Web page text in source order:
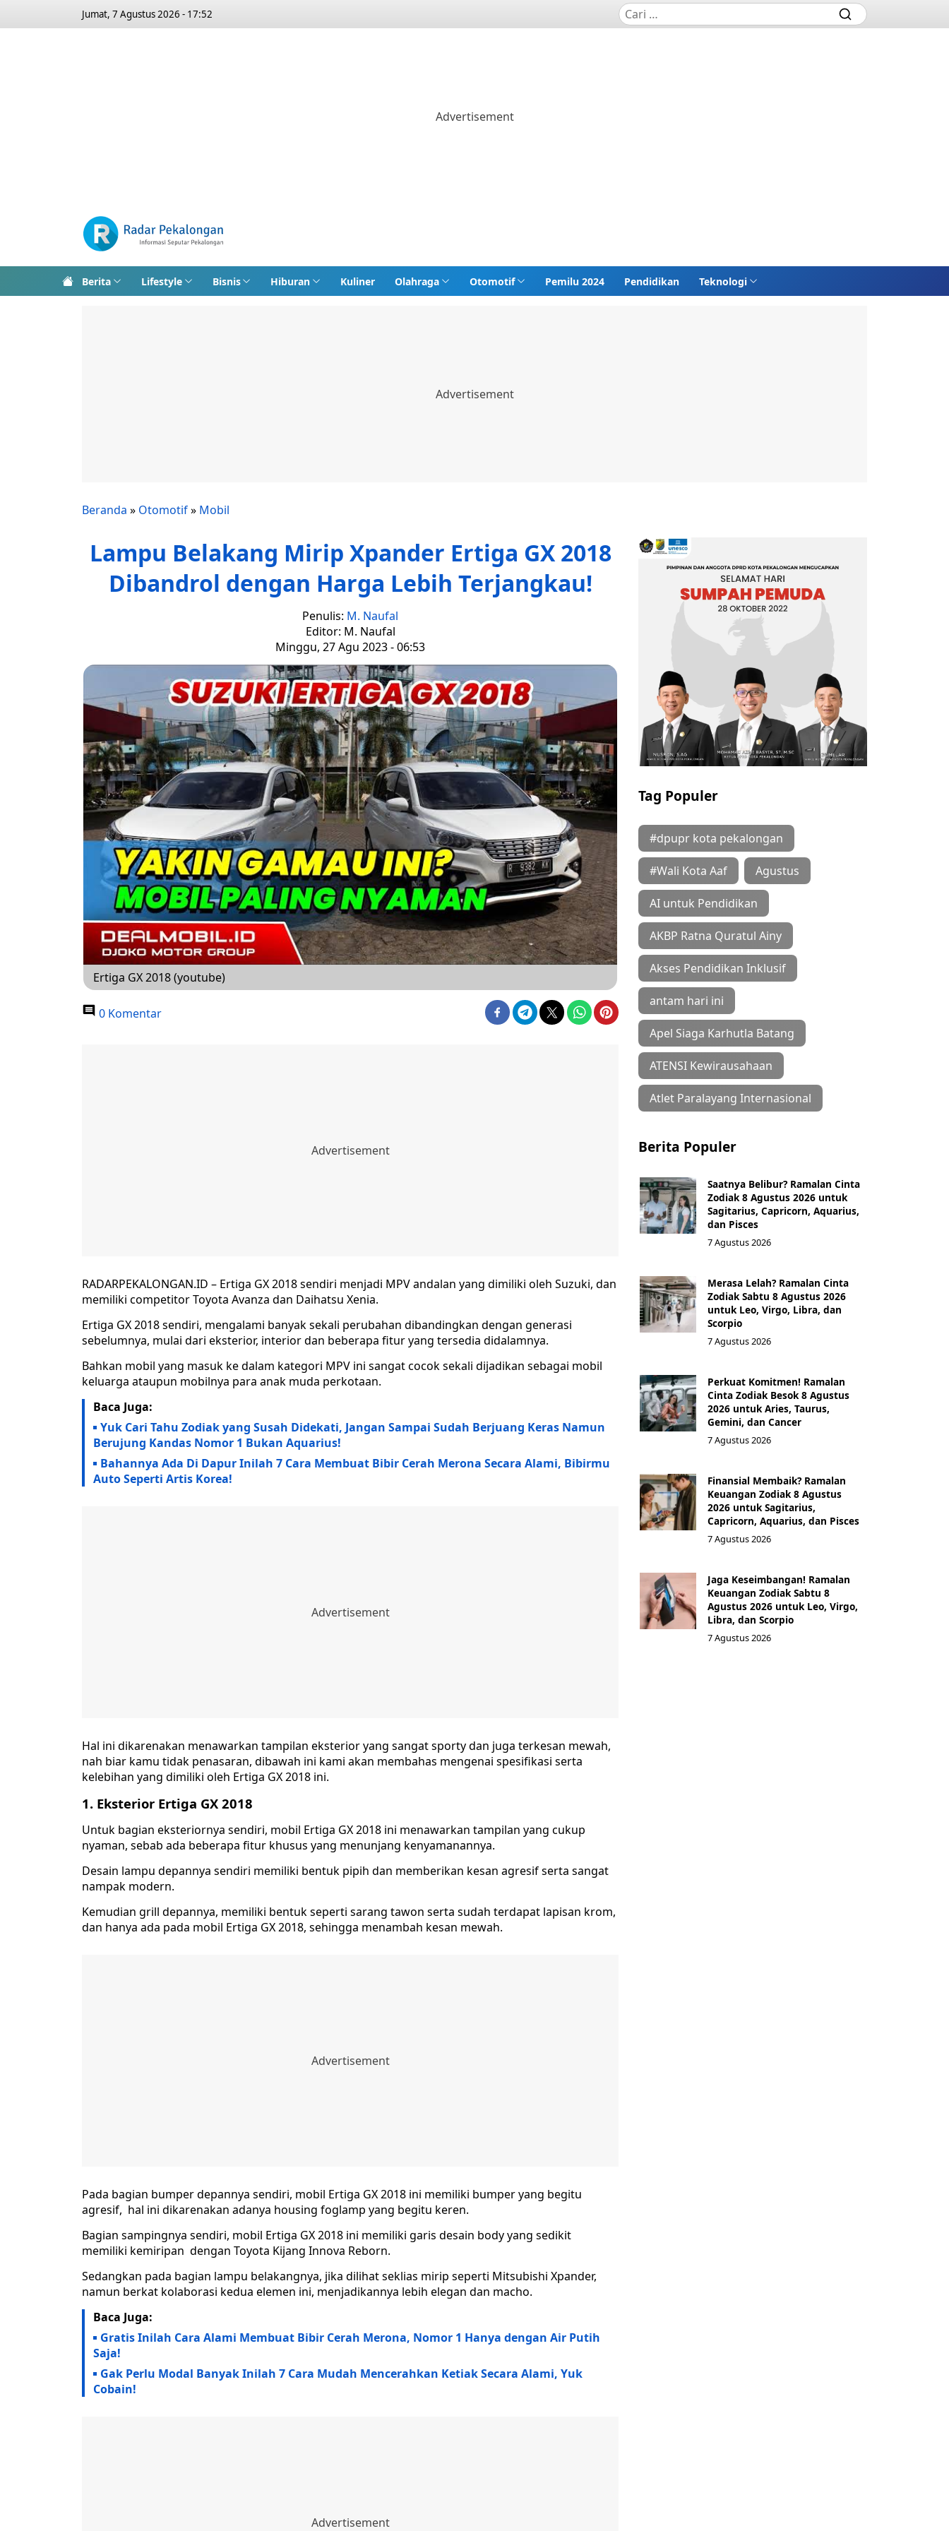
Jumat, 7 Agustus 2026 - 17:52
Berita Lifestyle Bisnis Hiburan Kuliner Olahraga Otomotif Pemilu 2024 Pendidikan Teknologi
Beranda » Otomotif» Mobil
Lampu Belakang Mirip Xpander Ertiga GX 2018
Dibandrol dengan Harga Lebih Terjangkau!
Penulis: M. Naufal
Editor: M. Naufal
Minggu, 27 Agu 2023 - 06:53
Ertiga GX 2018 (youtube)
0 Komentar
RADARPEKALONGAN.ID – Ertiga GX 2018 sendiri menjadi MPV andalan yang dimiliki oleh Suzuki, dan
memiliki competitor Toyota Avanza dan Daihatsu Xenia.
Ertiga GX 2018 sendiri, mengalami banyak sekali perubahan dibandingkan dengan generasi
sebelumnya, mulai dari eksterior, interior dan beberapa fitur yang tersedia didalamnya.
Bahkan mobil yang masuk ke dalam kategori MPV ini sangat cocok sekali dijadikan sebagai mobil
keluarga ataupun mobilnya para anak muda perkotaan.
Baca Juga:
Yuk Cari Tahu Zodiak yang Susah Didekati, Jangan Sampai Sudah Berjuang Keras Namun
Berujung Kandas Nomor 1 Bukan Aquarius!
Bahannya Ada Di Dapur Inilah 7 Cara Membuat Bibir Cerah Merona Secara Alami, Bibirmu
Auto Seperti Artis Korea!
Hal ini dikarenakan menawarkan tampilan eksterior yang sangat sporty dan juga terkesan mewah,
nah biar kamu tidak penasaran, dibawah ini kami akan membahas mengenai spesifikasi serta
kelebihan yang dimiliki oleh Ertiga GX 2018 ini.
1. Eksterior Ertiga GX 2018
Untuk bagian eksteriornya sendiri, mobil Ertiga GX 2018 ini menawarkan tampilan yang cukup
nyaman, sebab ada beberapa fitur khusus yang menunjang kenyamanannya.
Desain lampu depannya sendiri memiliki bentuk pipih dan memberikan kesan agresif serta sangat
nampak modern.
Kemudian grill depannya, memiliki bentuk seperti sarang tawon serta sudah terdapat lapisan krom,
dan hanya ada pada mobil Ertiga GX 2018, sehingga menambah kesan mewah.
Pada bagian bumper depannya sendiri, mobil Ertiga GX 2018 ini memiliki bumper yang begitu
agresif, hal ini dikarenakan adanya housing foglamp yang begitu keren.
Bagian sampingnya sendiri, mobil Ertiga GX 2018 ini memiliki garis desain body yang sedikit
memiliki kemiripan dengan Toyota Kijang Innova Reborn.
Sedangkan pada bagian lampu belakangnya, jika dilihat seklias mirip seperti Mitsubishi Xpander,
namun berkat kolaborasi kedua elemen ini, menjadikannya lebih elegan dan macho.
Baca Juga:
Gratis Inilah Cara Alami Membuat Bibir Cerah Merona, Nomor 1 Hanya dengan Air Putih
Saja!
Gak Perlu Modal Banyak Inilah 7 Cara Mudah Mencerahkan Ketiak Secara Alami, Yuk
Cobain!
Tag Populer
#dpupr kota pekalongan
#Wali Kota Aaf Agustus
AI untuk Pendidikan
AKBP Ratna Quratul Ainy
Akses Pendidikan Inklusif
antam hari ini
Apel Siaga Karhutla Batang
ATENSI Kewirausahaan
Atlet Paralayang Internasional
Berita Populer
Saatnya Belibur? Ramalan Cinta
Zodiak 8 Agustus 2026 untuk
Sagitarius, Capricorn, Aquarius,
dan Pisces
7 Agustus 2026
Merasa Lelah? Ramalan Cinta
Zodiak Sabtu 8 Agustus 2026
untuk Leo, Virgo, Libra, dan
Scorpio
7 Agustus 2026
Perkuat Komitmen! Ramalan
Cinta Zodiak Besok 8 Agustus
2026 untuk Aries, Taurus,
Gemini, dan Cancer
7 Agustus 2026
Finansial Membaik? Ramalan
Keuangan Zodiak 8 Agustus
2026 untuk Sagitarius,
Capricorn, Aquarius, dan Pisces
7 Agustus 2026
Jaga Keseimbangan! Ramalan
Keuangan Zodiak Sabtu 8
Agustus 2026 untuk Leo, Virgo,
Libra, dan Scorpio
7 Agustus 2026